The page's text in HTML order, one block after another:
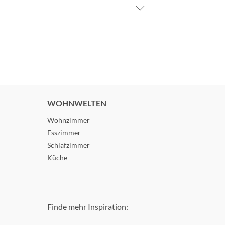
WOHNWELTEN
Wohnzimmer
Esszimmer
Schlafzimmer
Küche
Finde mehr Inspiration: